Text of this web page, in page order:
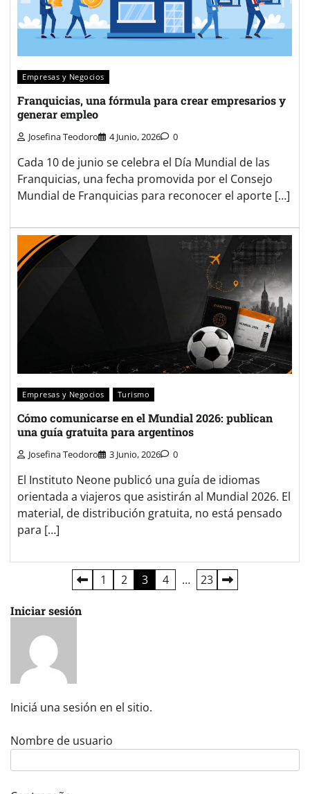
Empresas y Negocios
Franquicias, una fórmula para crear empresarios y
generar empleo
Josefina Teodoro 4 Junio, 2026 0
Cada 10 de junio se celebra el Día Mundial de las
Franquicias, una fecha promovida por el Consejo
Mundial de Franquicias para reconocer el aporte […]
Empresas y Negocios Turismo
Cómo comunicarse en el Mundial 2026: publican
una guía gratuita para argentinos
Josefina Teodoro 3 Junio, 2026 0
El Instituto Neone publicó una guía de idiomas
orientada a viajeros que asistirán al Mundial 2026. El
material, de distribución gratuita, no está pensado
para […]
Paginación
de
entradas
1 2 3 4 … 23
Iniciar sesión
Iniciá una sesión en el sitio.
Nombre de usuario